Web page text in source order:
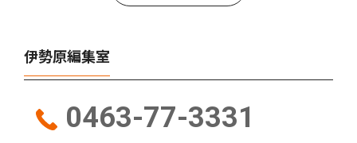
伊勢原編集室
0463-77-3331